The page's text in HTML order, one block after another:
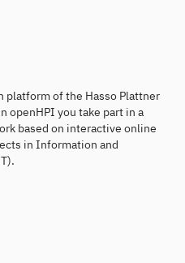
platform of the Hasso Plattner
openHPI you take part in a
based on interactive online
in Information and